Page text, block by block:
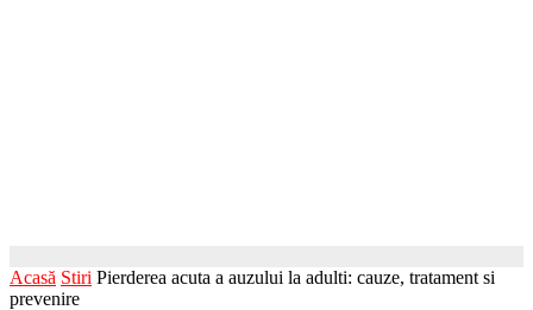
Acasă Stiri Pierderea acuta a auzului la adulti: cauze, tratament si
prevenire